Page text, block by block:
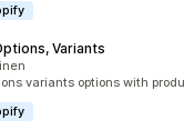
Variants
variants options with